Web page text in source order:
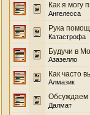
Как я могу
Ангелесса
Рука
Катастрофа
Будучи в
Азазелло
Как часто
Алмазик
Обсуждаем
Далмат